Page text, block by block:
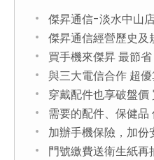
傑昇通信-淡水中山
傑昇通信經營歷史及
買手機來傑昇 最節省
與三大電信合作 超
穿戴配件也享破盤價
需要的配件、保健品
加辦手機保險，加份
門號繳費送衛生紙再